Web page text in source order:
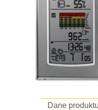
Dane produktu